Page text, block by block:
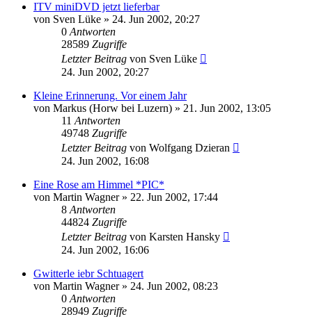
ITV miniDVD jetzt lieferbar
von Sven Lüke » 24. Jun 2002, 20:27
0 Antworten
28589 Zugriffe
Letzter Beitrag von Sven Lüke
24. Jun 2002, 20:27
Kleine Erinnerung. Vor einem Jahr
von Markus (Horw bei Luzern) » 21. Jun 2002, 13:05
11 Antworten
49748 Zugriffe
Letzter Beitrag von Wolfgang Dzieran
24. Jun 2002, 16:08
Eine Rose am Himmel *PIC*
von Martin Wagner» 22. Jun 2002, 17:44
8 Antworten
44824 Zugriffe
Letzter Beitrag von Karsten Hansky
24. Jun 2002, 16:06
Gwitterle iebr Schtuagert
von Martin Wagner» 24. Jun 2002, 08:23
0 Antworten
28949 Zugriffe